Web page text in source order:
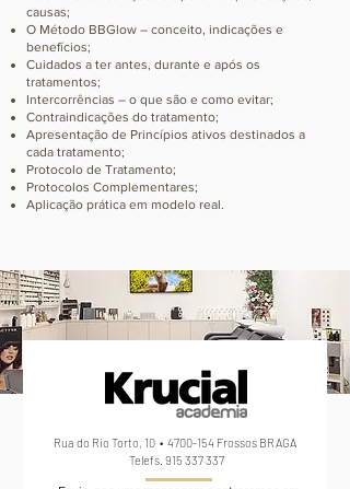
causas;
O Método BBGlow – conceito, indicações e
benefícios;
Cuidados a ter antes, durante e após os
tratamentos;
Intercorrências – o que são e como evitar;
Contraindicações do tratamento;
Apresentação de Princípios ativos destinados a
cada tratamento;
Protocolo de Tratamento;
Protocolos Complementares;
Aplicação prática em modelo real.
Rua do Rio Torto, 10 • 4700-154 Frossos BRAGA
Telefs. 915 337 337